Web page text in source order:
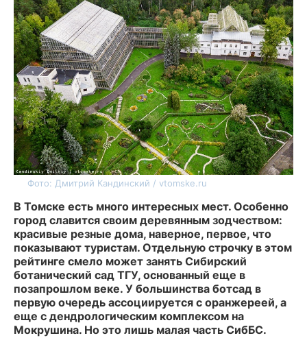
Фото: Дмитрий Кандинский / vtomske.ru
В Томске есть много интересных мест. Особенно
город славится своим деревянным зодчеством:
красивые резные дома, наверное, первое, что
показывают туристам. Отдельную строчку в этом
рейтинге смело может занять Сибирский
ботанический сад ТГУ, основанный еще в
позапрошлом веке. У большинства ботсад в
первую очередь ассоциируется с оранжереей, а
еще с дендрологическим комплексом на
Мокрушина. Но это лишь малая часть СибБС.